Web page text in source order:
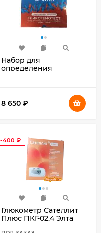
Набор для
определения
8 650 ₽
-400 ₽
Глюкометр Сателлит
Плюс ПКГ-02.4 Элта